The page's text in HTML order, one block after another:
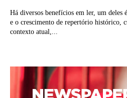
Há diversos benefícios em ler, um deles
e o crescimento de repertório histórico,
contexto atual,...